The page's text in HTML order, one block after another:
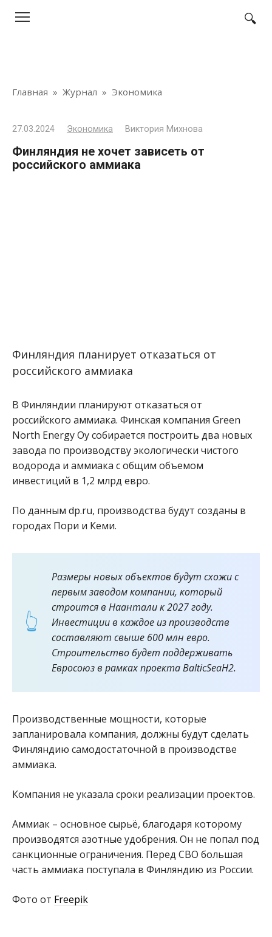
Главная » Журнал » Экономика
27.03.2024 Экономика Виктория Михнова
Финляндия не хочет зависеть от
российского аммиака
Финляндия планирует отказаться от
российского аммиака
В Финляндии планируют отказаться от
российского аммиака. Финская компания Green
North Energy Oy собирается построить два новых
завода по производству экологически чистого
водорода и аммиака с общим объемом
инвестиций в 1,2 млрд евро.
По данным dp.ru, производства будут созданы в
городах Пори и Кеми.
Размеры новых объектов будут схожи с
первым заводом компании, который
строится в Наантали к 2027 году.
Инвестиции в каждое из производств
составляют свыше 600 млн евро.
Строительство будет поддерживать
Евросоюз в рамках проекта BalticSeaH2.
Производственные мощности, которые
запланировала компания, должны будут сделать
Финляндию самодостаточной в производстве
аммиака.
Компания не указала сроки реализации проектов.
Аммиак – основное сырьё, благодаря которому
производятся азотные удобрения. Он не попал под
санкционные ограничения. Перед СВО большая
часть аммиака поступала в Финляндию из России.
Фото от Freepik